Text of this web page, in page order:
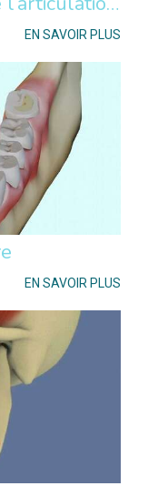
EN SAVOIR PLUS
EN SAVOIR PLUS